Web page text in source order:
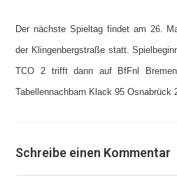
Der nächste Spieltag findet am 26.
der Klingenbergstraße statt.
TCO 2 trifft dann auf BfFnl
Tabellennachbarn Klack 95 Osnabrück
Schreibe einen Kommentar